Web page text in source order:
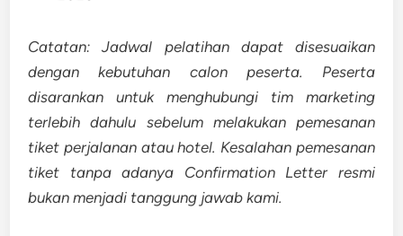
Catatan: Jadwal pelatihan dapat disesuaikan
dengan kebutuhan calon peserta. Peserta
disarankan untuk menghubungi tim marketing
terlebih dahulu sebelum melakukan pemesanan
tiket perjalanan atau hotel. Kesalahan pemesanan
tiket tanpa adanya Confirmation Letter resmi
bukan menjadi tanggung jawab kami.